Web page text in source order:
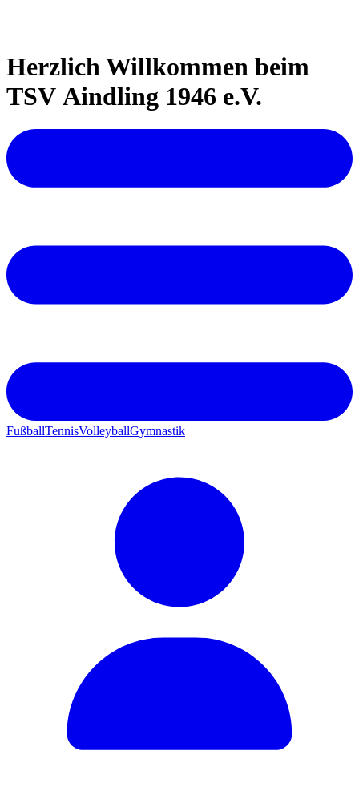
Herzlich Willkommen beim
TSV Aindling 1946 e.V.
FußballTennisVolleyballGymnastik